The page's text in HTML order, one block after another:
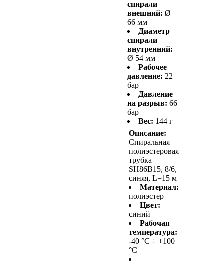
спирали
внешний: Ø
66 мм
Диаметр
спирали
внутренний:
Ø 54 мм
Рабочее
давление: 22
бар
Давление
на разрыв: 66
бар
Вес: 144 г
Описание:
Спиральная
полиэстеровая
трубка
SH86B15, 8/6,
синяя, L=15 м
Материал:
полиэстер
Цвет:
синий
Рабочая
температура:
-40 °С ÷ +100
°С